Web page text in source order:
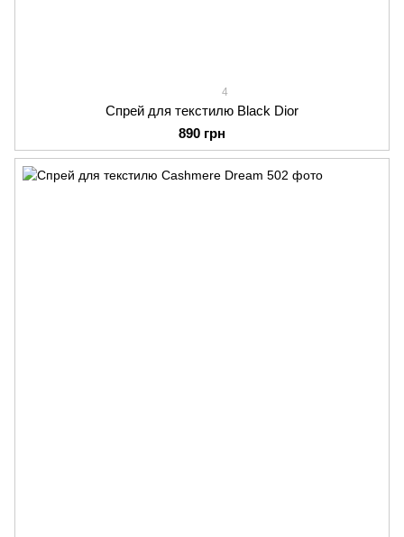
4
Спрей для текстилю Black Dior
890 грн